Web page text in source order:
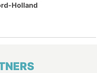
Holland